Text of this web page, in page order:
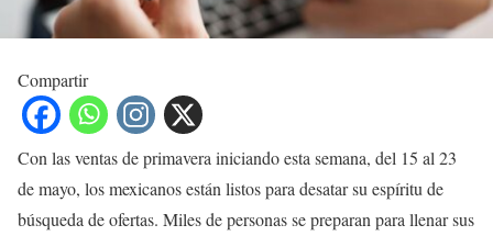
Compartir
Con las ventas de primavera iniciando esta semana, del 15 al 23
de mayo, los mexicanos están listos para desatar su espíritu de
búsqueda de ofertas. Miles de personas se preparan para llenar sus